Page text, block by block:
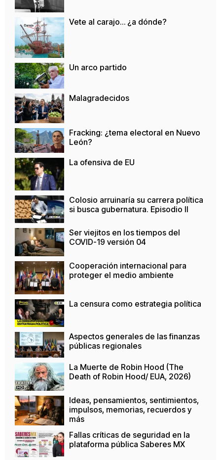
Vete al carajo… ¿a dónde?
Un arco partido
Malagradecidos
Fracking: ¿tema electoral en Nuevo
León?
La ofensiva de EU
Colosio arruinaría su carrera política
si busca gubernatura. Episodio II
Ser viejitos en los tiempos del
COVID-19 versión 04
Cooperación internacional para
proteger el medio ambiente
La censura como estrategia política
Aspectos generales de las finanzas
públicas regionales
La Muerte de Robin Hood (The
Death of Robin Hood/ EUA, 2026)
Ideas, pensamientos, sentimientos,
impulsos, memorias, recuerdos y
más
Fallas críticas de seguridad en la
plataforma pública Saberes MX